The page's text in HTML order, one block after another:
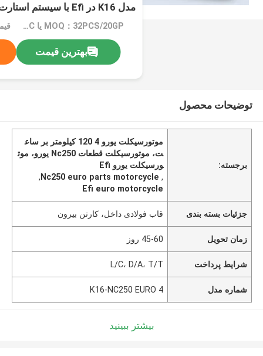
مدل K16 در Efi با سیستم استارت برقی
MOQ：32PCS/20GP یا 105PCS/40HC
بهترین قیمت
توضیحات محصول
برجسته:
موتورسیکلت یورو 4 120 کیلومتر بر ساع
ت، موتورسیکلت قطعات Nc250 یورو، موت
ورسیکلت یورو Efi
,
Nc250 euro parts motorcycle
,
Efi euro motorcycle
جزئیات بسته بندی قاب فولادی داخل، کارتن بیرون
زمان تحویل 45-60 روز
شرایط پرداخت L/C، D/A، T/T
شماره مدل K16-NC250 EURO 4
بیشتر ببینید